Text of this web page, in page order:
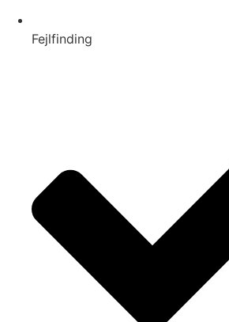
Fejlfinding